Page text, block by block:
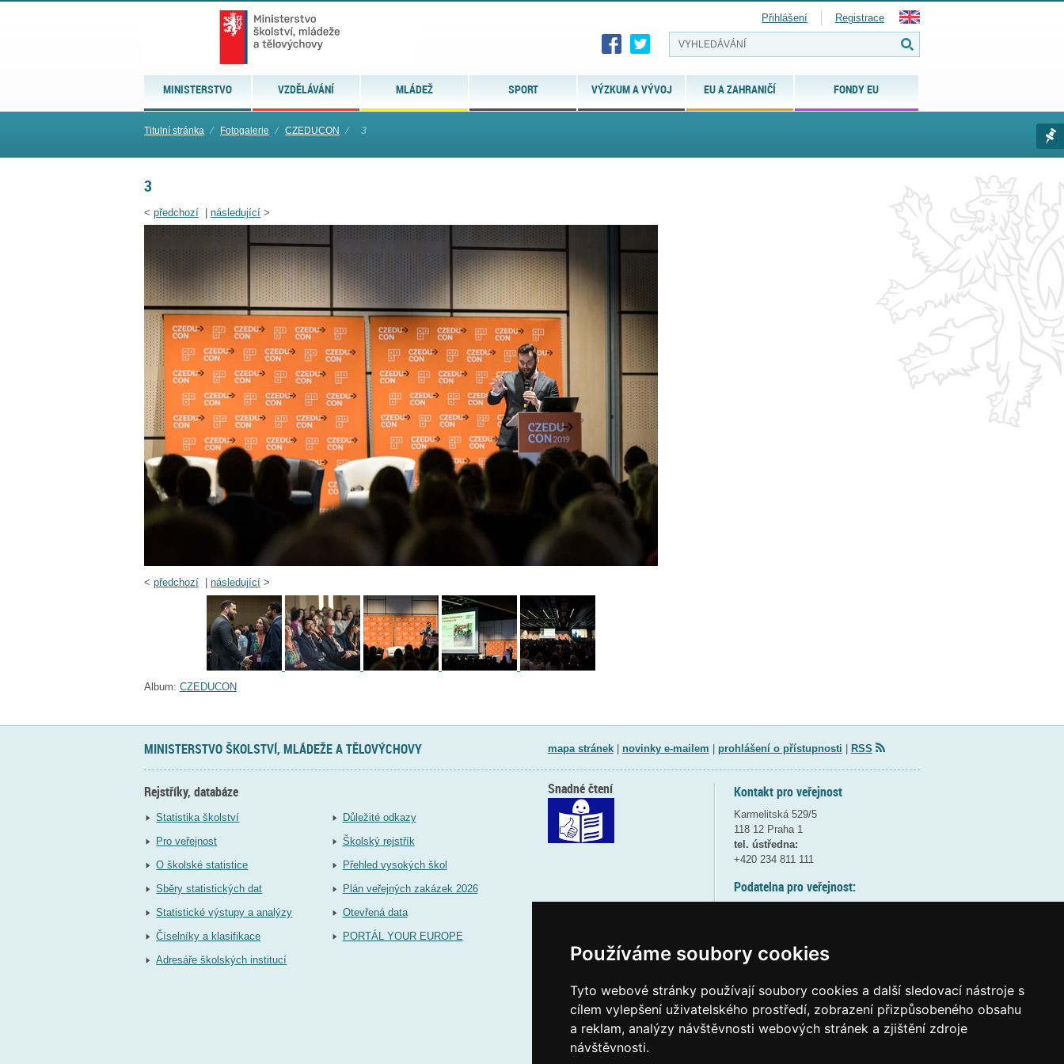
Používáme soubory cookies
Tyto webové stránky používají soubory cookies a další sledovací nástroje s
cílem vylepšení uživatelského prostředí, zobrazení přizpůsobeného obsahu
a reklam, analýzy návštěvnosti webových stránek a zjištění zdroje
návštěvnosti.
MINISTERSTVO VZDĚLÁVÁNÍ MLÁDEŽ SPORT VÝZKUM A VÝVOJ EU A ZAHRANIČÍ FONDY EU
Přihlášení Registrace
Titulní stránka ⁄ Fotogalerie ⁄ CZEDUCON ⁄ 3
3
< předchozí následující >
< předchozí následující >
Album: CZEDUCON
MINISTERSTVO ŠKOLSTVÍ, MLÁDEŽE A TĚLOVÝCHOVY mapa stránek| novinky e-mailem prohlášení o přístupnosti RSS
Rejstříky, databáze
Statistika školství
Pro veřejnost
O školské statistice
Sběry statistických dat
Statistické výstupy a analýzy
Číselníky a klasifikace
Adresáře školských institucí
Důležité odkazy
Školský rejstřík
Přehled vysokých škol
Plán veřejných zakázek 2026
Otevřená data
PORTÁL YOUR EUROPE
Kontakt pro veřejnost
Karmelitská 529/5
118 12 Praha 1
tel. ústředna:
+420 234 811 111
Podatelna pro veřejnost:
(více informací
Elektronická podatelna:
posta@msmtgov cz
Snadné čtení